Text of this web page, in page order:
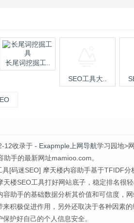
长尾词挖掘工..
SEO工具大..
12收录于 - Exapmple上网导航学习园地>
手的最新网址mamioo.com。
[码迷SEO] 摩天楼内容助手基于TFIDF
楼SEO工具打好网站底子，稳定排名很
助手的基础数据分析其价值和可信度，
积极促进作用，另外还取决于各种因素
护好自己的个人信息安全。